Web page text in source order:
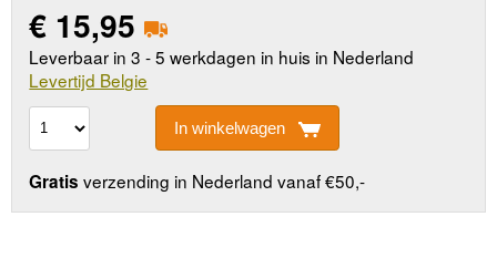
€ 15,95
Leverbaar in 3 - 5 werkdagen in huis in Nederland
Levertijd Belgie
In winkelwagen
Gratis verzending in Nederland vanaf €50,-